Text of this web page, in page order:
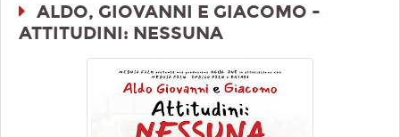
ALDO, GIOVANNI E GIACOMO -
ATTITUDINI: NESSUNA